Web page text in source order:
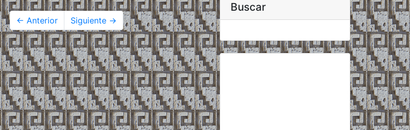
← Anterior Siguiente →
Buscar